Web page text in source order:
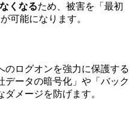
くなるため、被害を「最初
可能になります。
のログオンを強力に保護する
データの暗号化」や「バック
メージを防げます。